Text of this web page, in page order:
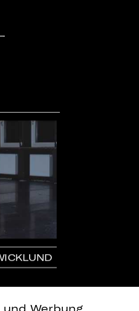
Werbung